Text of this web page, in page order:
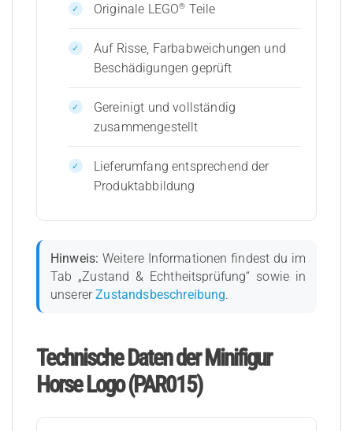
Originale LEGO® Teile
Auf Risse, Farbabweichungen und
Beschädigungen geprüft
Gereinigt und vollständig
zusammengestellt
Lieferumfang entsprechend der
Produktabbildung
Hinweis: Weitere Informationen findest du im
Tab „Zustand & Echtheitsprüfung“ sowie in
unsererZustandsbeschreibung.
Technische Daten der Minifigur
Horse Logo (PAR015)